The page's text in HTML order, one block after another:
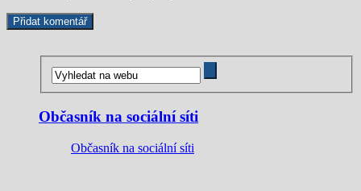
Občasník na sociální síti
Občasník na sociální síti